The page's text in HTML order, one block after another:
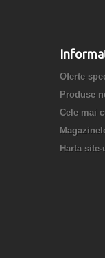
Oferte
Produse
Cele mai
Harta